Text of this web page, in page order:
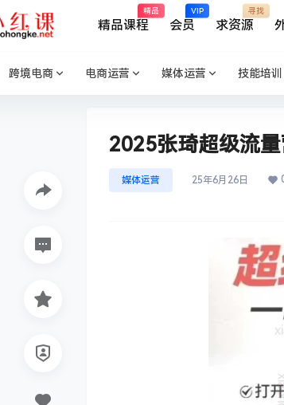
精品课程
精品
会员
VIP
求资源
寻找
跨境电商 电商运营 媒体运营 技能培训
2025张琦超级流
媒体运营 25年6月26日